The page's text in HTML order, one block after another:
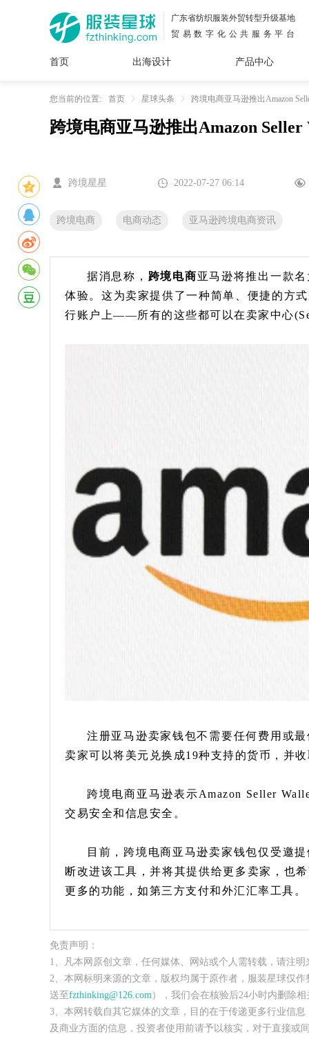
广东省纺织服装外贸转型升级基地
贸易数字化公共服务平台
首页 出海设计
面料
花型
插画
图案
服装
设计
产品中心
女装
内衣
男装
运动
服
童装
牛仔
服装
您当前的位置: 首页 星球头条 跨境电商亚马逊推出Amazon
跨境电商亚马逊推出Amazon
跨境星星 2022-07-27 06:14
跨境电商 电商动态 亚马逊跨境电商资讯
据消息称， 跨境电商亚马逊将推出一款
体验。这为卖家提供了一种简单、便捷的方
行账户上——所有的这些都可以在卖家中心
注册亚马逊卖家钱包不需要任何费用或
卖家可以将美元兑换成19种支持的货币，并
跨境电商亚马逊表示Amazon Seller
交易安全和信息安全。
目前，跨境电商亚马逊卖家钱包仅受邀
断改进该工具，并将其提供给更多卖家，也
更多的功能，如第三方支付和外汇汇率工具。
免责声明：
1、凡本网原创文章，任何媒体、网站或个人需转载，请注明
2、本网标明来源的文章，版权均属于原作者，服装星球仅
送至fzthinking@126.com），我们会在核验后24小时内删除
3、本网转载自其它媒体的文章，目的在于传递更多行业信
及商业方面的信息，投资者使用前请予以核实，对于直接或